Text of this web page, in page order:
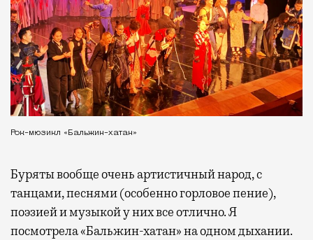
Рок-мюзикл «Бальжин-хатан»
Буряты вообще очень артистичный народ, с
танцами, песнями (особенно горловое пение),
поэзией и музыкой у них все отлично. Я
посмотрела «Бальжин-хатан» на одном дыхании.